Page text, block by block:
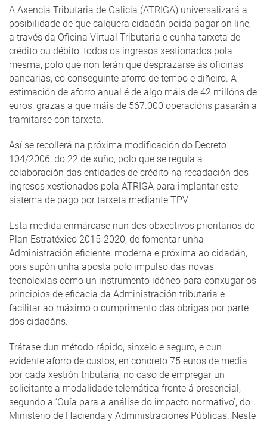
A Axencia Tributaria de Galicia (ATRIGA) universalizará a
posibilidade de que calquera cidadán poida pagar on line,
a través da Oficina Virtual Tributaria e cunha tarxeta de
crédito ou débito, todos os ingresos xestionados pola
mesma, polo que non terán que desprazarse ás oficinas
bancarias, co conseguinte aforro de tempo e diñeiro. A
estimación de aforro anual é de algo máis de 42 millóns de
euros, grazas a que máis de 567.000 operacións pasarán a
tramitarse con tarxeta.
Así se recollerá na próxima modificación do Decreto
104/2006, do 22 de xuño, polo que se regula a
colaboración das entidades de crédito na recadación dos
ingresos xestionados pola ATRIGA para implantar este
sistema de pago por tarxeta mediante TPV.
Esta medida enmárcase nun dos obxectivos prioritarios do
Plan Estratéxico 2015-2020, de fomentar unha
Administración eficiente, moderna e próxima ao cidadán,
pois supón unha aposta polo impulso das novas
tecnoloxías como un instrumento idóneo para conxugar os
principios de eficacia da Administración tributaria e
facilitar ao máximo o cumprimento das obrigas por parte
dos cidadáns.
Trátase dun método rápido, sinxelo e seguro, e cun
evidente aforro de custos, en concreto 75 euros de media
por cada xestión tributaria, no caso de empregar un
solicitante a modalidade telemática fronte á presencial,
segundo a ‘Guía para a análise do impacto normativo’, do
Ministerio de Hacienda y Administraciones Públicas. Neste